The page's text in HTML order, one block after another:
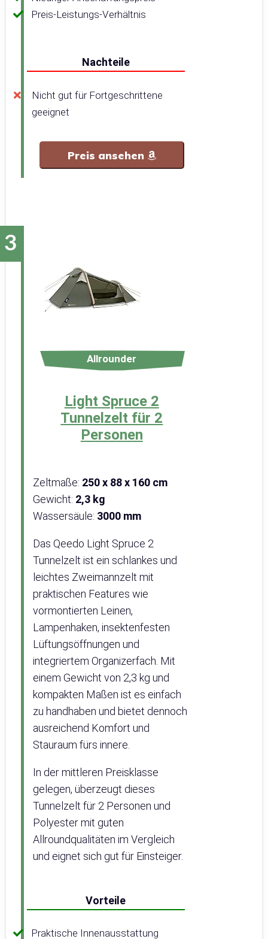
Preis-Leistungs-Verhältnis
Nachteile
Nicht gut für Fortgeschrittene
geeignet
Preis ansehen
Allrounder
Light Spruce 2
Tunnelzelt für 2
Personen
Zeltmaße: ‎250 x 88 x 160 cm
Gewicht: 2,3 kg
Wassersäule: 3000 mm
Das Qeedo Light Spruce 2
Tunnelzelt ist ein schlankes und
leichtes Zweimannzelt mit
praktischen Features wie
vormontierten Leinen,
Lampenhaken, insektenfesten
Lüftungsöffnungen und
integriertem Organizerfach. Mit
einem Gewicht von 2,3 kg und
kompakten Maßen ist es einfach
zu handhaben und bietet dennoch
ausreichend Komfort und
Stauraum fürs innere.
In der mittleren Preisklasse
gelegen, überzeugt dieses
Tunnelzelt für 2 Personen und
Polyester mit guten
Allroundqualitäten im Vergleich
und eignet sich gut für Einsteiger.
Vorteile
Praktische Innenausstattung